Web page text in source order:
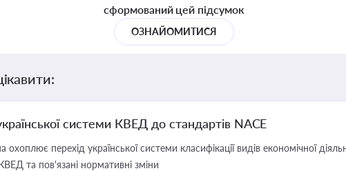
сформований цей підсумок
ОЗНАЙОМИТИСЯ
системи КВЕД до стандартів NACE
охоплює перехід української системи класифікації видів економічної
та пов'язані нормативні зміни